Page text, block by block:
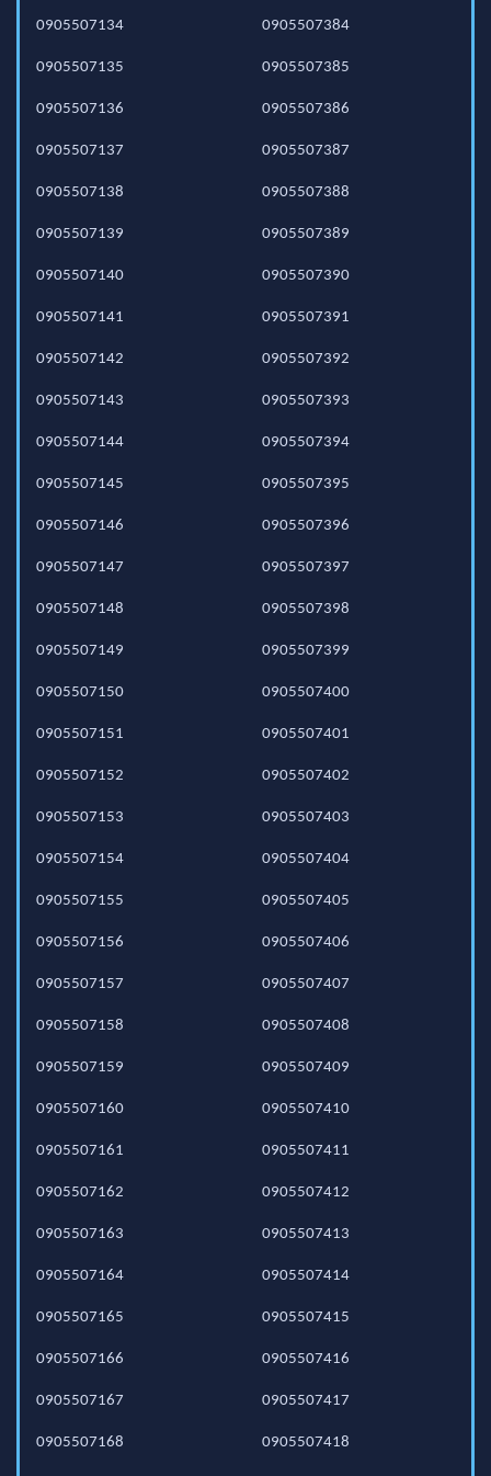
0905507134
0905507135
0905507136
0905507137
0905507138
0905507139
0905507140
0905507141
0905507142
0905507143
0905507144
0905507145
0905507146
0905507147
0905507148
0905507149
0905507150
0905507151
0905507152
0905507153
0905507154
0905507155
0905507156
0905507157
0905507158
0905507159
0905507160
0905507161
0905507162
0905507163
0905507164
0905507165
0905507166
0905507167
0905507168
0905507384
0905507385
0905507386
0905507387
0905507388
0905507389
0905507390
0905507391
0905507392
0905507393
0905507394
0905507395
0905507396
0905507397
0905507398
0905507399
0905507400
0905507401
0905507402
0905507403
0905507404
0905507405
0905507406
0905507407
0905507408
0905507409
0905507410
0905507411
0905507412
0905507413
0905507414
0905507415
0905507416
0905507417
0905507418